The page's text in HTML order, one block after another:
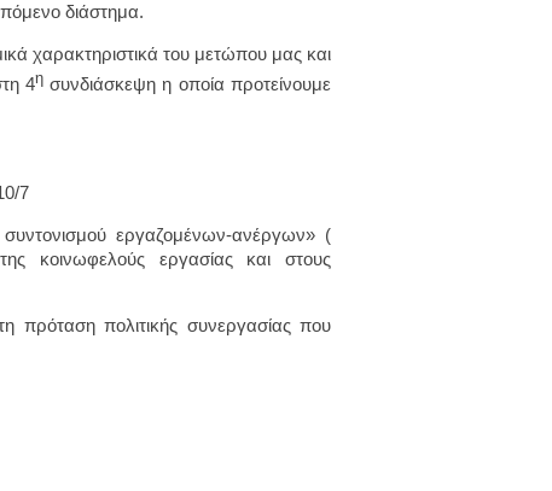
διάστημα.
χαρακτηριστικά του μετώπου μας και
4ησυνδιάσκεψη η οποία προτείνουμε
7
εργαζομένων-ανέργων» (
κοινωφελούς εργασίας και στους
πρόταση πολιτικής συνεργασίας που